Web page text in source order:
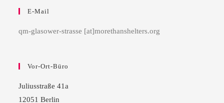
E-Mail
qm-glasower-strasse [at]morethanshelters.org
Vor-Ort-Büro
Juliusstraße 41a
12051 Berlin